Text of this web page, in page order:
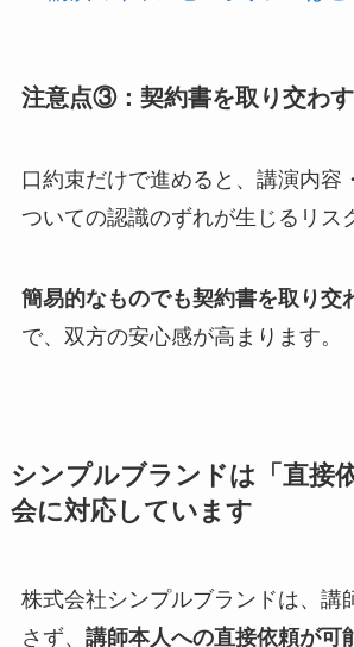
注意点③：契約書を取り交わす
口約束だけで進めると、講演内容
ついての認識のずれが生じるリス
簡易的なものでも契約書を取り交
で、双方の安心感が高まります。
シンプルブランドは「直接
会に対応しています
株式会社シンプルブランドは、講
さず、 講師本人への直接依頼が可